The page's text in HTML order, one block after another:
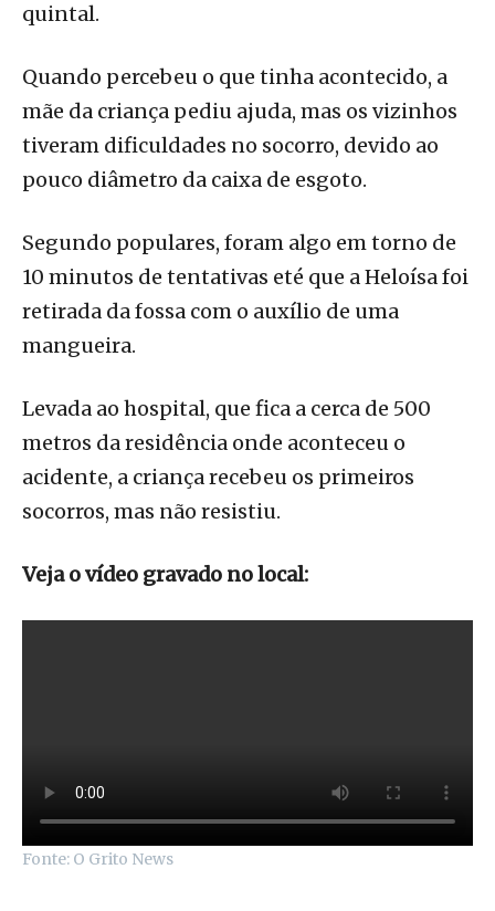
quintal.
Quando percebeu o que tinha acontecido, a
mãe da criança pediu ajuda, mas os vizinhos
tiveram dificuldades no socorro, devido ao
pouco diâmetro da caixa de esgoto.
Segundo populares, foram algo em torno de
10 minutos de tentativas eté que a Heloísa foi
retirada da fossa com o auxílio de uma
mangueira.
Levada ao hospital, que fica a cerca de 500
metros da residência onde aconteceu o
acidente, a criança recebeu os primeiros
socorros, mas não resistiu.
Veja o vídeo gravado no local:
Fonte: O Grito News